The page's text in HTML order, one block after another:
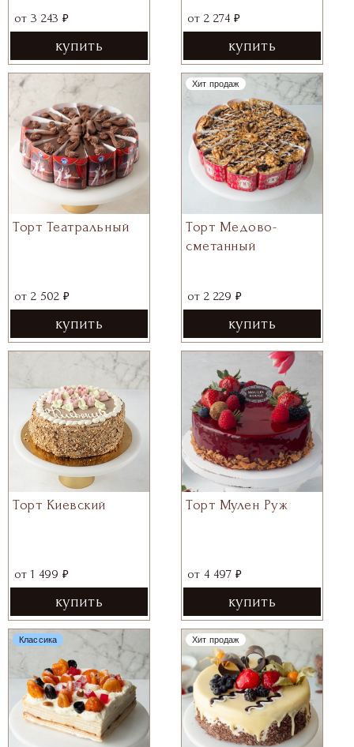
от 3 243 ₽
купить
от 2 274 ₽
купить
Торт Театральный
от 2 502 ₽
купить
Торт Медово-
сметанный
от 2 229 ₽
купить
Хит продаж
Торт Киевский
от 1 499 ₽
купить
Торт Мулен Руж
от 4 497 ₽
купить
Классика Хит продаж